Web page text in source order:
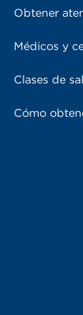
Obtener
Médicos y
Clases de
Cómo